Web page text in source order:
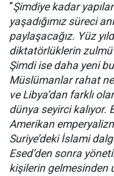
“Şimdiye kadar
yaşadığımız süreci
paylaşacağız. Yüz
diktatörlüklerin zulmü
Şimdi ise daha yeni
Müslümanlar rahat
ve Libya’dan farklı
dünya seyirci kalıyor.
Amerikan
Suriye’deki İslami
Esed’den sonra
kişilerin gelmesinden